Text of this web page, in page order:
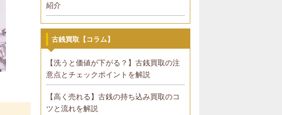
紹介
古銭買取【コラム】
【洗うと価値が下がる？】古銭買取の注
意点とチェックポイントを解説
【高く売れる】古銭の持ち込み買取のコ
ツと流れを解説